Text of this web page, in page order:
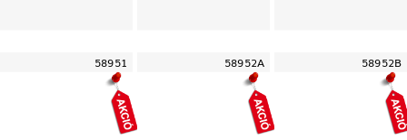
58951 58952A 58952B